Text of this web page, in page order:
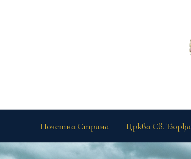
Почетна Страна Црква Св. Ђорђа